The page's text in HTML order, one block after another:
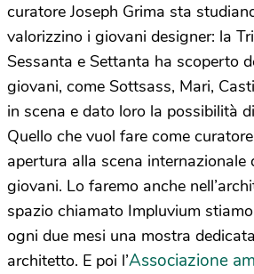
curatore Joseph Grima sta
valorizzino i giovani designer: la
Sessanta e Settanta ha scoperto
giovani, come Sottsass, Mari,
in scena e dato loro la possibilità
Quello che vuol fare come
apertura alla scena internazionale
giovani. Lo faremo anche
spazio chiamato Impluvium
ogni due mesi una mostra
architetto. E poi l’Associazione